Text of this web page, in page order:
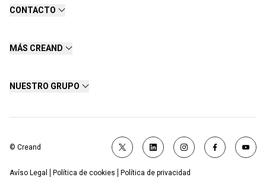
CONTACTO
MÁS CREAND
NUESTRO GRUPO
© Creand
Avíso Legal Política de cookies Política de privacidad